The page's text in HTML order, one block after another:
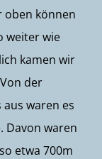
oben können
weiter wie
kamen wir
der
aus waren es
Davon waren
etwa 700m